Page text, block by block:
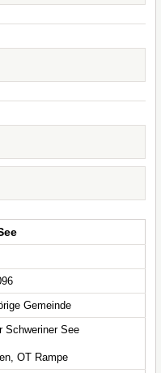
Gemeinde
Schweriner See
OT Rampe